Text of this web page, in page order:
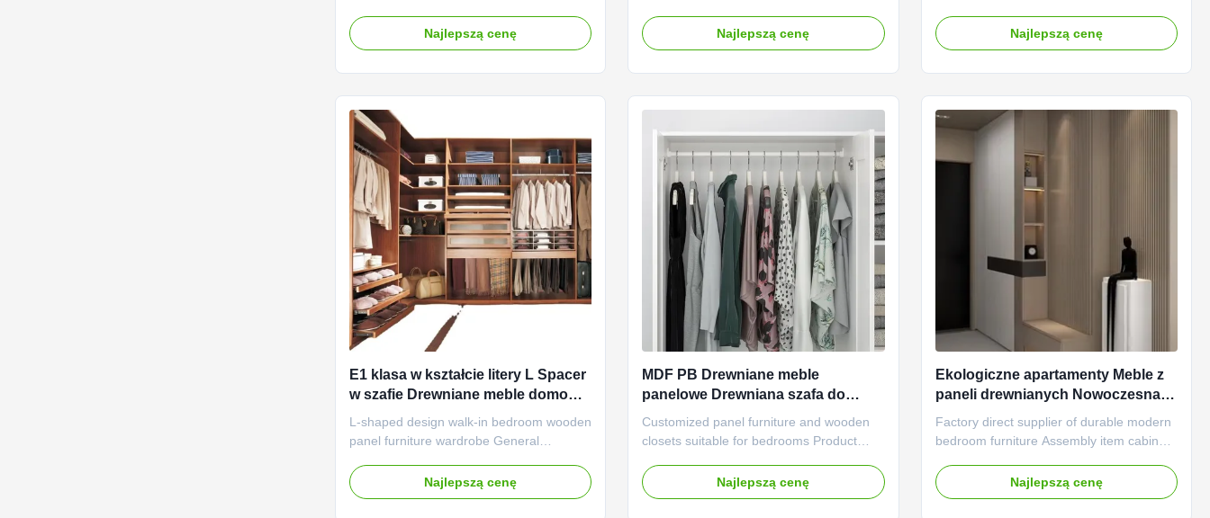
Product composition: Main structure: The
main structure of a wardrobe or closet is
Najlepszą cenę
structure of modern bedroom wardrobes
is usually composed of high-quality
Najlepszą cenę
Product composition: Main structure: The
main structure of a hanging screen TV
boards ...
Najlepszą cenę
E1 klasa w kształcie litery L Spacer
w szafie Drewniane meble domowe
Przyjazne dla środowiska
L-shaped design walk-in bedroom wooden
panel furniture wardrobe General
complete room for your clothes. It makes
more storages for lady and gentle man.
Najlepszą cenę
MDF PB Drewniane meble
panelowe Drewniana szafa do
sypialni Przyjazna dla środowiska
Customized panel furniture and wooden
closets suitable for bedrooms Product
material for wooden closets is solid wood
or wooden boards. Solid wood closets
Najlepszą cenę
Ekologiczne apartamenty Meble z
paneli drewnianych Nowoczesna
szafka na ubrania Dostosowane
Factory direct supplier of durable modern
bedroom furniture Assembly item cabinet
composition: Main structure: The main
structure of modern bedroom cabinets is
Najlepszą cenę